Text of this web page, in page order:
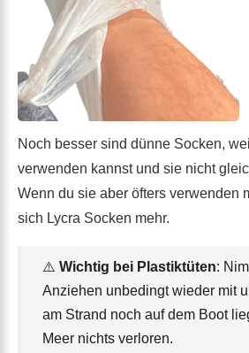
Noch besser sind dünne Socken,
verwenden kannst und sie nicht
Wenn du sie aber öfters verwenden
sich Lycra Socken mehr.
⚠️ Wichtig bei Plastiktüten:
Anziehen unbedingt wieder mit
am Strand noch auf dem Boot
Meer nichts verloren.